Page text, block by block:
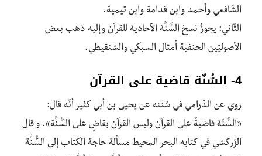
الشّافعي وأحمد وابن قدامة وابن تيمية.
الثّاني: يجوزُ نسخ السُّنَّة الآحادية للقرآن وإليه ذهب بعض
الأصوليّين الحنفية أمثال السبكي والشنقيطي.
4- السُّنّة قاضية على القرآن
روي عن الدّرامي في سُنَنه عن يحيى بن أبي كثير أنّه قال:
«السُّنّة قاضيةٌ على القرآن وليس القرآن بقاضٍ على السُّنَّة». و قال
الزّركشي في كتابه البحر المحيط مسألة حاجة الكتاب إلى السُّنَّة